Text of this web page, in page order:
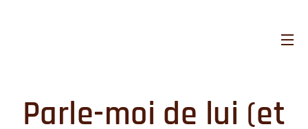
Parle-moi de lui (et